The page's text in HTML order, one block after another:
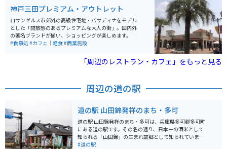
工房で作られたプリンが人気でソフトクリームも美味し
いです。
神戸三田プレミアム・アウトレット
ロサンゼルス市郊外の高級住宅地・パサディナをモデル
とした「開放感のあるプレミアムな大人の街」。国内外
の著名ブランドが揃い、ショッピングが楽しめます。 ア
ウトレットモールの店舗面積順位で、国内第2位（西日
駐車場はとても広いですが土日の夕方は出る時に混みま
#食事処 #カフェ｜軽食#商業施設
「周辺のレストラン・カフェ」をもっと見る
周辺の道の駅
道の駅 山田錦発祥のまち・多可
道の駅 山田錦発祥のまち・多可は、兵庫県多可郡多可町
にある道の駅です。その名の通り、日本一の酒米として
知られる「山田錦」の生まれ故郷として知られていま
す。 施設内には、地元産の新鮮な野菜や特産品を販売す
#道の駅